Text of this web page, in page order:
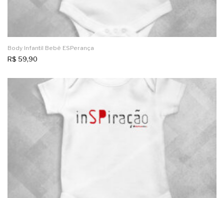
Body Infantil Bebê ESPerança
R$ 59,90